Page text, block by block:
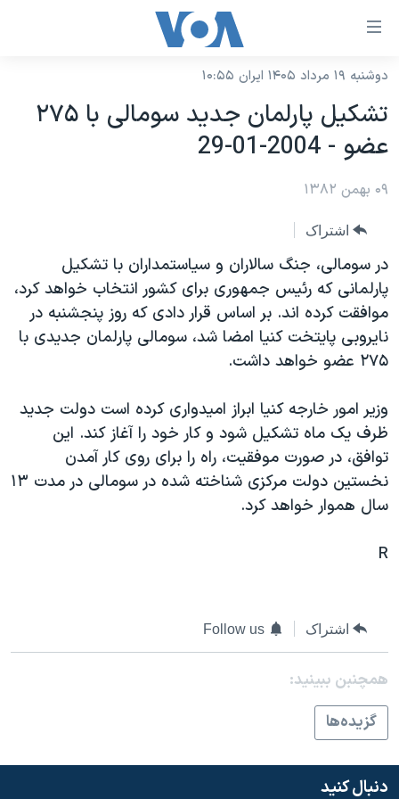
لینکهای
دسترسی
جهش
محتوای
اصلی
جهش
اصلی
جهش
به
جستجو
نسخه سبک وب‌سایت
موضوع ها
ایران
آمریکا
ورزشی
گزیده‌ها
ویژه برنامه‌ها
فرهنگ و زندگی
حقوق شهروندی
اقتصادی
علم و فناوری
برنامه های تلویزیونی
جدول برنامه ها
صفحه‌های ویژه
جام جهانی ۲۰۲۶
عملیات خشم حماسی
۲۵۰سالگی آمریکا
مستندها
انتخابات ریاست جمهوری آمریکا ۲۰۲۴
حمله جمهوری اسلامی به اسرائیل
رمز مهسا
تریبونال مردمی آبان ۹۸
دادگاه حمید نوری
چهل سال گروگان‌گیری
قانون شفافیت دارائی کادر رهبری ایران
اعتراضات مردمی آبان ۹۸
فرکانس‌های صدای آمریکا
پخش رادیویی
یادگیری زبان انگلیسی
دنبال کنید
دوشنبه ۱۹ مرداد ۱۴۰۵ ایران ۱۰:۵۵
تشکيل پارلمان جديد سومالی با ٢٧۵
عضو - 2004-01-29
۰۹ بهمن ۱۳۸۲
اشتراک
در سومالی، جنگ سالاران و سياستمداران با تشکيل
پارلمانی که رئيس جمهوری برای کشور انتخاب خواهد کرد،
موافقت کرده اند. بر اساس قرار دادی که روز پنجشنبه در
نايروبی پايتخت کنيا امضا شد، سومالی پارلمان جديدی با
٢٧۵ عضو خواهد داشت.
وزير امور خارجه کنيا ابراز اميدواری کرده است دولت جديد
ظرف يک ماه تشکيل شود و کار خود را آغاز کند. اين
توافق، در صورت موفقيت، راه را برای روی کار آمدن
نخستين دولت مرکزی شناخته شده در سومالی در مدت ١٣
سال هموار خواهد کرد.
R
اشتراک Follow us
همچنبن ببینید:
گزيده‌ها
دنبال کنید